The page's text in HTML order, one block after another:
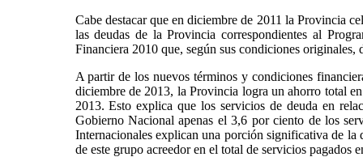
Cabe destacar que en diciembre de 2011 la Provincia
las deudas de la Provincia correspondientes al
Financiera 2010 que, según sus condiciones
A partir de los nuevos términos y condiciones
diciembre de 2013, la Provincia logra un ahorro total
2013. Esto explica que los servicios de deuda en
Gobierno Nacional apenas el 3,6 por ciento de los
Internacionales explican una porción significativa de
de este grupo acreedor en el total de servicios pagados